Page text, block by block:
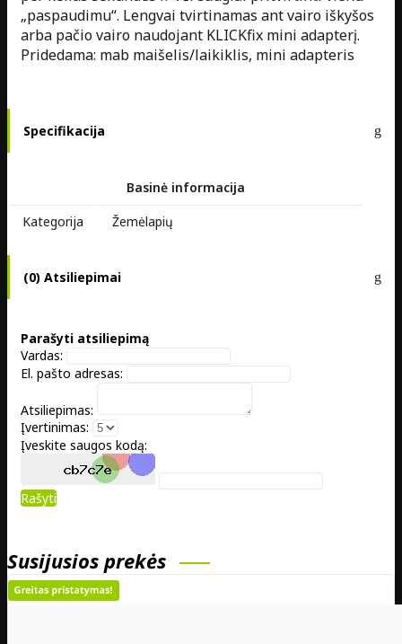
„paspaudimu“. Lengvai tvirtinamas ant vairo iškyšos
arba pačio vairo naudojant KLICKfix mini adapterį.
Pridedama: mab maišelis/laikiklis, mini adapteris
Specifikacija
Basinė informacija
Kategorija
Žemėlapių
(0) Atsiliepimai
Parašyti atsiliepimą
Vardas:
El. pašto adresas:
Atsiliepimas:
Įvertinimas:
Įveskite saugos kodą:
Rašyti
Susijusios prekės